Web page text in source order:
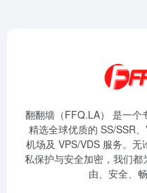
翻翻墙（FFQ.LA） 是一个
精选全球优质的 SS/SSR
机场及 VPS/VDS 服务。
私保护与安全加密，我们
由、安全、